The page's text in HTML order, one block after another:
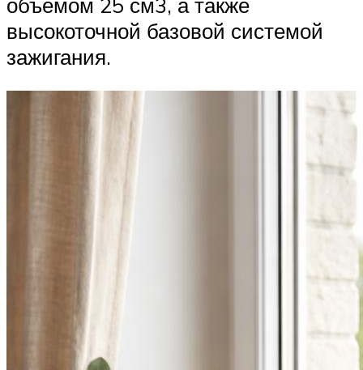
объемом 25 см3, а также
высокоточной базовой системой
зажигания.